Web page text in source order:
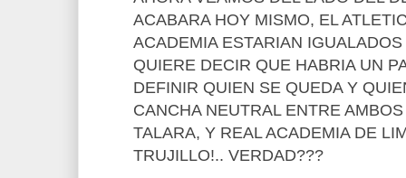
ACABARA HOY MISMO, EL
ACADEMIA ESTARIAN
QUIERE DECIR QUE HABRIA UN
DEFINIR QUIEN SE QUEDA Y
CANCHA NEUTRAL ENTRE
TALARA, Y REAL ACADEMIA DE
TRUJILLO!.. VERDAD???